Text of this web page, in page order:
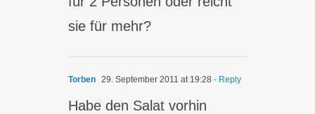
sie für mehr?
Torben 29. September 2011 at 19:28 - Reply
Habe den Salat vorhin